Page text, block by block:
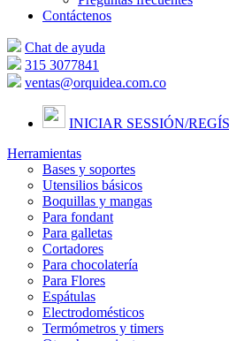
Contáctenos
Chat de ayuda
315 3077841
ventas@orquidea.com.co
INICIAR SESSIÓN/
Herramientas
Bases y soportes
Utensilios básicos
Boquillas y mangas
Para fondant
Para galletas
Cortadores
Para chocolatería
Para Flores
Espátulas
Electrodomésticos
Termómetros y timers